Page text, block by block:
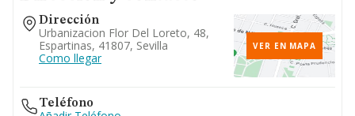
Dirección
Urbanizacion Flor Del Loreto, 48,
Espartinas, 41807, Sevilla
Como llegar
VER EN MAPA
Teléfono